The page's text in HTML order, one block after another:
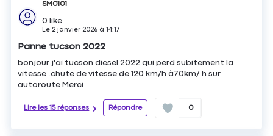
SM0101
0 like
Le 2 janvier 2026 à14:17
Panne tucson 2022
bonjour j'ai tucson diesel 2022 qui perd subitement la
vitesse .chute de vitesse de 120 km/h à70km/ h sur
autoroute Merci
Lire les 15 réponses Répondre 0